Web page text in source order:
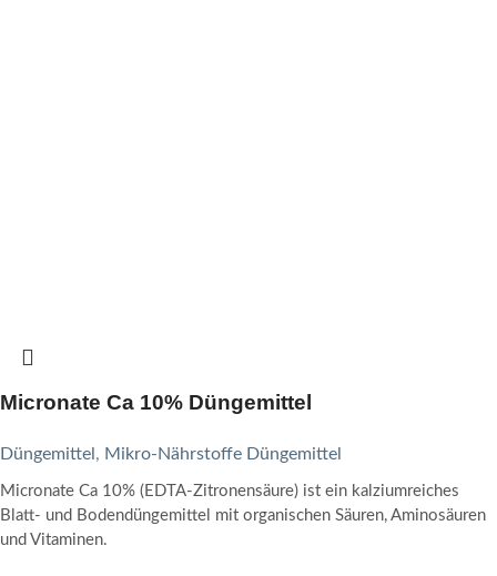
Micronate Ca 10% Düngemittel
Düngemittel , Mikro-Nährstoffe Düngemittel
Micronate Ca 10% (EDTA-Zitronensäure) ist ein kalziumreiches
Blatt- und Bodendüngemittel mit organischen Säuren, Aminosäuren
und Vitaminen.